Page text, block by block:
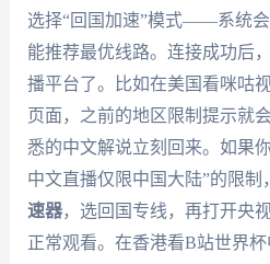
选择“回国加速”模式——系统
能推荐最优线路。连接成功后
播平台了。比如在美国看咪咕
页面，之前的地区限制提示就
悉的中文解说立刻回来。如果
中文直播仅限中国大陆”的限制
速器，选回国专线，再打开央
正常观看。在香港看B站世界